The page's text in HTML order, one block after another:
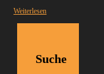
Weiterlesen
Suche